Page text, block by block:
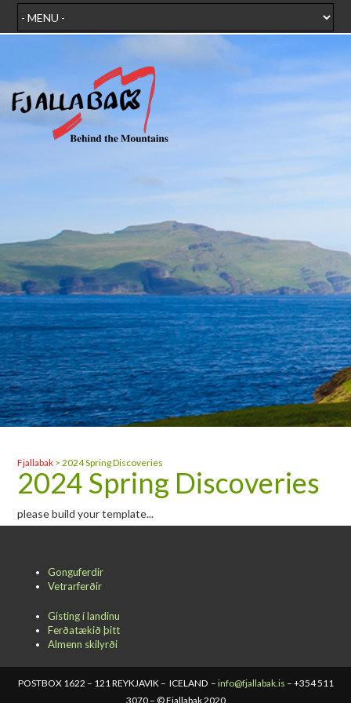
Fjallabak >2024 Spring Discoveries
2024 Spring Discoveries
please build your template...
Gonguferdir
Vetrarferðir
Gisting í landinu
Ferðatækið þitt
Almenn skilyrði
POSTBOX 1622 – 121 REYKJAVIK – ICELAND – info@fjallabak.is – +354 511
3070 – © Fjallabak 2020